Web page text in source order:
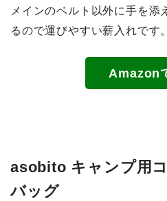
メインのベルト以外に手を添
るので運びやすい薪入れです。
Amazon
asobito キャンプ用
バッグ